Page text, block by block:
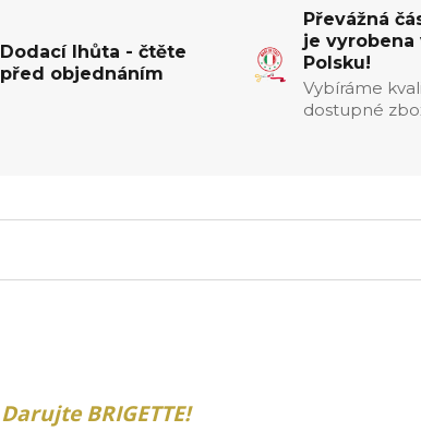
Dodací lhůta - čtěte
před objednáním
Převážná
je vyrobena
Polsku!
Vybíráme
dostupné
Darujte BRIGETTE!